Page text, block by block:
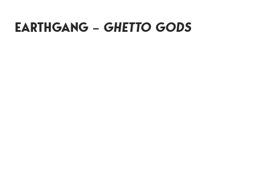
EARTHGANG – GHETTO GODS